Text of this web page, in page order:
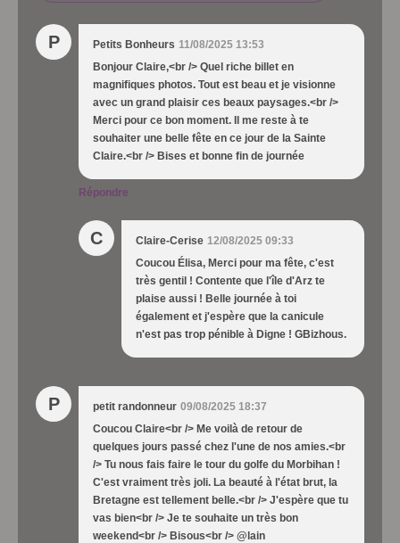
P Petits Bonheurs 11/08/2025 13:53
Bonjour Claire,<br /> Quel riche billet en
magnifiques photos. Tout est beau et je visionne
avec un grand plaisir ces beaux paysages.<br />
Merci pour ce bon moment. Il me reste à te
souhaiter une belle fête en ce jour de la Sainte
Claire.<br /> Bises et bonne fin de journée
Répondre
C Claire-Cerise 12/08/2025 09:33
Coucou Élisa, Merci pour ma fête, c'est
très gentil ! Contente que l'île d'Arz te
plaise aussi ! Belle journée à toi
également et j'espère que la canicule
n'est pas trop pénible à Digne ! GBizhous.
P petit randonneur 09/08/2025 18:37
Coucou Claire<br /> Me voilà de retour de
quelques jours passé chez l'une de nos amies.<br
/> Tu nous fais faire le tour du golfe du Morbihan !
C'est vraiment très joli. La beauté à l'état brut, la
Bretagne est tellement belle.<br /> J'espère que tu
vas bien<br /> Je te souhaite un très bon
weekend<br /> Bisous<br /> @lain